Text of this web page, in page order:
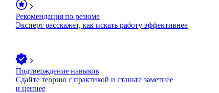
Рекомендация по резюме
Эксперт расскажет, как искать работу эффективнее
Подтверждение навыков
Сдайте теорию с практикой и станьте заметнее
и ценнее